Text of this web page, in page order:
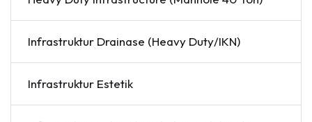
Infrastruktur Drainase (Heavy Duty/IKN)
Infrastruktur Estetik